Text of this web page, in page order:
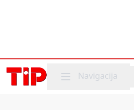
Mobile menu
Navigacija